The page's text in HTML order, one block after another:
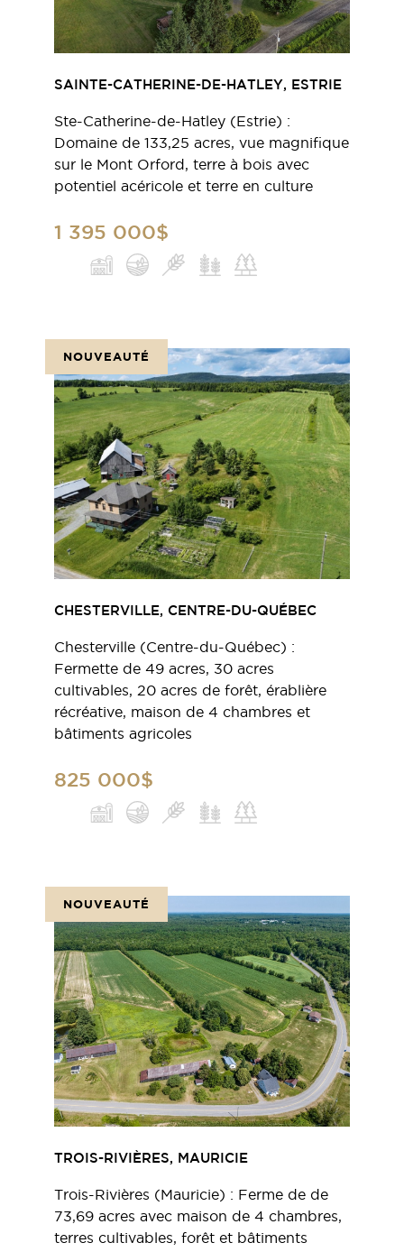
SAINTE-CATHERINE-DE-HATLEY, ESTRIE
Ste-Catherine-de-Hatley (Estrie) :
Domaine de 133,25 acres, vue magnifique
sur le Mont Orford, terre à bois avec
potentiel acéricole et terre en culture
1 395 000$
NOUVEAUTÉ
CHESTERVILLE, CENTRE-DU-QUÉBEC
Chesterville (Centre-du-Québec) :
Fermette de 49 acres, 30 acres
cultivables, 20 acres de forêt, érablière
récréative, maison de 4 chambres et
bâtiments agricoles
825 000$
NOUVEAUTÉ
TROIS-RIVIÈRES, MAURICIE
Trois-Rivières (Mauricie) : Ferme de de
73,69 acres avec maison de 4 chambres,
terres cultivables, forêt et bâtiments